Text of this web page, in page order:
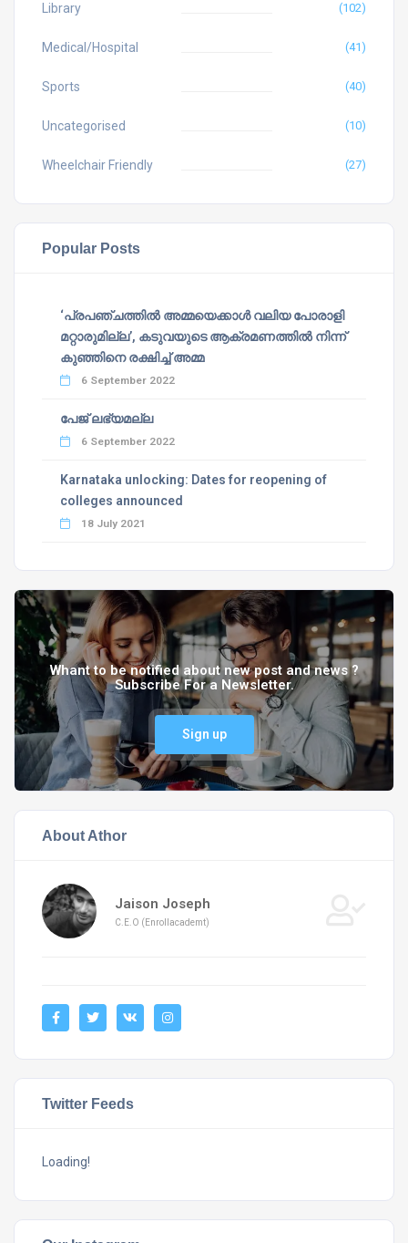
Library (102)
Medical/Hospital (41)
Sports (40)
Uncategorised (10)
Wheelchair Friendly (27)
Popular Posts
‘പ്രപഞ്ചത്തില്‍ അമ്മയെക്കാള്‍ വലിയ പോരാളി
മറ്റാരുമില്ല’, കടുവയുടെ ആക്രമണത്തില്‍ നിന്ന്
കുഞ്ഞിനെ രക്ഷിച്ച് അമ്മ
6 September 2022
പേജ് ലഭ്യമല്ല
6 September 2022
Karnataka unlocking: Dates for reopening of
colleges announced
18 July 2021
Whant to be notified about new post and news ?
Subscribe For a Newsletter.
Sign up
About Athor
Jaison Joseph
C.E.O (Enrollacademt)
Twitter Feeds
Loading!